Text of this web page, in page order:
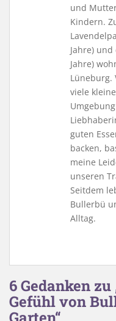
und
Kindern.
Jahre)
Jahre)
Lüneburg.
viele
guten
backen,
meine
unseren
Seitdem
Bullerbü
Alltag.
6 Gedanken
Gefühl von